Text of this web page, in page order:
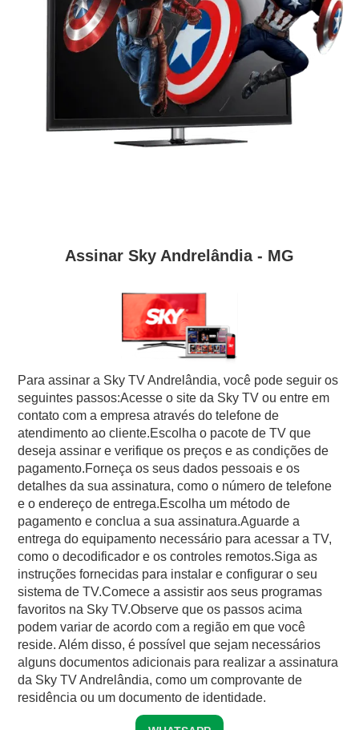
Assinar Sky Andrelândia - MG
Para assinar a Sky TV Andrelândia, você pode seguir os
seguintes passos:Acesse o site da Sky TV ou entre em
contato com a empresa através do telefone de
atendimento ao cliente.Escolha o pacote de TV que
deseja assinar e verifique os preços e as condições de
pagamento.Forneça os seus dados pessoais e os
detalhes da sua assinatura, como o número de telefone
e o endereço de entrega.Escolha um método de
pagamento e conclua a sua assinatura.Aguarde a
entrega do equipamento necessário para acessar a TV,
como o decodificador e os controles remotos.Siga as
instruções fornecidas para instalar e configurar o seu
sistema de TV.Comece a assistir aos seus programas
favoritos na Sky TV.Observe que os passos acima
podem variar de acordo com a região em que você
reside. Além disso, é possível que sejam necessários
alguns documentos adicionais para realizar a assinatura
da Sky TV Andrelândia, como um comprovante de
residência ou um documento de identidade.